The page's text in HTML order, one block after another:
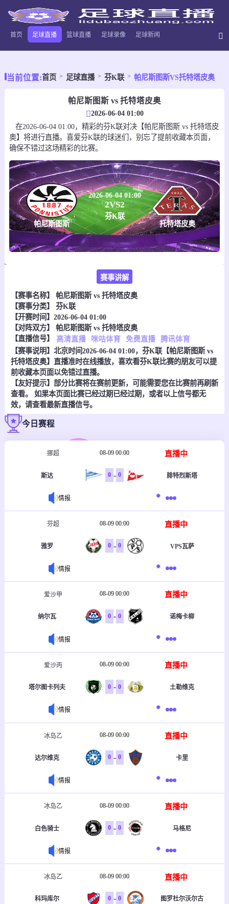
首页 足球直播 篮球直播 足球录像 足球新闻
当前位置:首页 足球直播 芬K联 帕尼斯图斯VS托特塔皮奥
帕尼斯图斯 vs 托特塔皮奥
2026-06-04 01:00
在2026-06-04 01:00，精彩的芬K联对决【帕尼斯图斯 vs 托特塔皮
奥】将进行直播。喜爱芬K联的球迷们，别忘了提前收藏本页面，
确保不错过这场精彩的比赛。
帕尼斯图斯
2026-06-04 01:00
2VS2
芬K联
托特塔皮奥
赛事讲解
【赛事名称】 帕尼斯图斯 vs 托特塔皮奥
【赛事分类】 芬K联
【开赛时间】2026-06-04 01:00
【对阵双方】 帕尼斯图斯 vs 托特塔皮奥
【直播信号】
高清直播 咪咕体育 免费直播 腾讯体育
【赛事说明】北京时间2026-06-04 01:00，芬K联【帕尼斯图斯 vs
托特塔皮奥】直播准时在线播放，喜欢看芬K联比赛的朋友可以提
前收藏本页面以免错过直播。
【友好提示】部分比赛将在赛前更新，可能需要您在比赛前再刷新
查看。 如果本页面比赛已经过期已经过期，或者以上信号都无
效，请查看最新直播信号。
今日赛程
挪超 08-09 00:00 直播中
斯达 0 - 0 腓特烈斯塔
情报
芬超 08-09 00:00 直播中
雅罗 0 - 0 VPS瓦萨
情报
爱沙甲 08-09 00:00 直播中
纳尔瓦 0 - 0 诺梅卡柳
情报
爱沙丙 08-09 00:00 直播中
塔尔图卡列夫 0 - 0 土勒维克
情报
冰岛乙 08-09 00:00 直播中
达尔维克 0 - 0 卡里
情报
冰岛乙 08-09 00:00 直播中
白色骑士 0 - 0 马格尼
情报
冰岛乙 08-09 00:00 直播中
科玛库尔 0 - 0 图罗杜尔沃尔古